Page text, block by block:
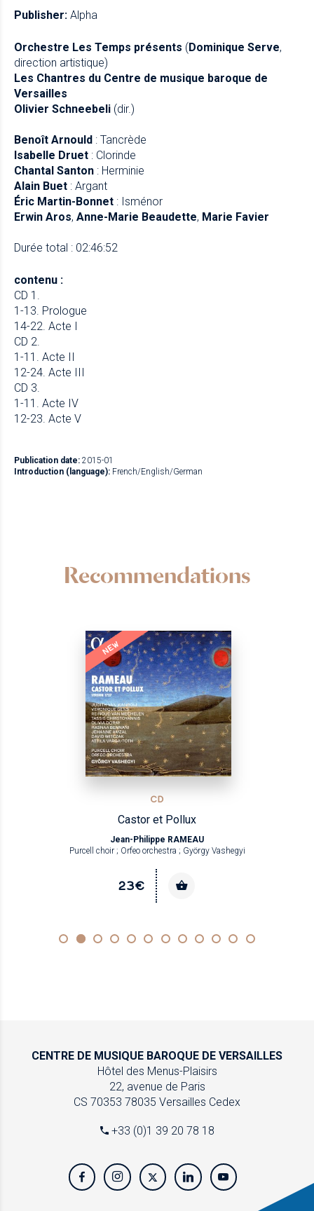
Publisher: Alpha
Orchestre Les Temps présents (Dominique Serve,
direction artistique)
Les Chantres du Centre de musique baroque de
Versailles
Olivier Schneebeli (dir.)
Benoît Arnould : Tancrède
Isabelle Druet : Clorinde
Chantal Santon : Herminie
Alain Buet : Argant
Éric Martin-Bonnet : Isménor
Erwin Aros, Anne-Marie Beaudette, Marie Favier
Durée total : 02:46:52
contenu :
CD 1.
1-13. Prologue
14-22. Acte I
CD 2.
1-11. Acte II
12-24. Acte III
CD 3.
1-11. Acte IV
12-23. Acte V
Publication date: 2015-01
Introduction (language): French/English/German
Recommendations
NEW
CD
Castor et Pollux
Jean-Philippe RAMEAU
Purcell choir ; Orfeo orchestra ; György Vashegyi
23€
CENTRE DE MUSIQUE BAROQUE DE VERSAILLES
Hôtel des Menus-Plaisirs
22, avenue de Paris
CS 70353 78035 Versailles Cedex
+33 (0)1 39 20 78 18